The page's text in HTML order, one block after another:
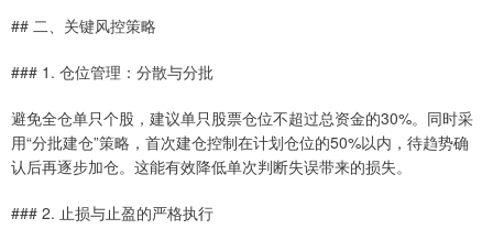
## 二、关键风控策略
### 1. 仓位管理：分散与分批
避免全仓单只个股，建议单只股票仓位不超过总资金的30%。同时采
用“分批建仓”策略，首次建仓控制在计划仓位的50%以内，待趋势确
认后再逐步加仓。这能有效降低单次判断失误带来的损失。
### 2. 止损与止盈的严格执行